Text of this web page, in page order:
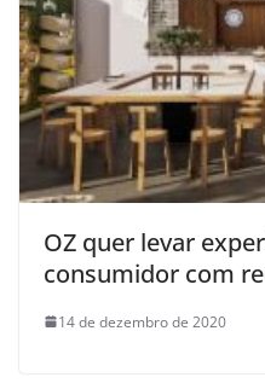
OZ quer levar
consumidor com
14 de dezembro de 2020